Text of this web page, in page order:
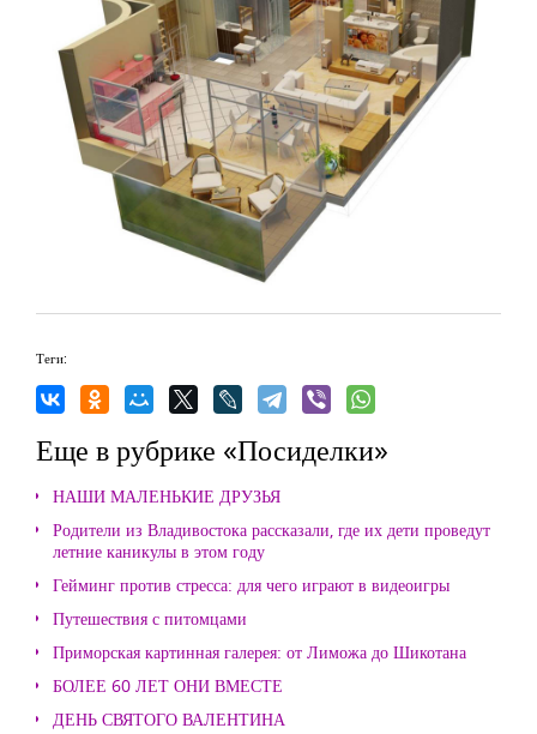
Теги:
Еще в рубрике «Посиделки»
НАШИ МАЛЕНЬКИЕ ДРУЗЬЯ
Родители из Владивостока рассказали, где их дети проведут
летние каникулы в этом году
Гейминг против стресса: для чего играют в видеоигры
Путешествия с питомцами
Приморская картинная галерея: от Лиможа до Шикотана
БОЛЕЕ 60 ЛЕТ ОНИ ВМЕСТЕ
ДЕНЬ СВЯТОГО ВАЛЕНТИНА